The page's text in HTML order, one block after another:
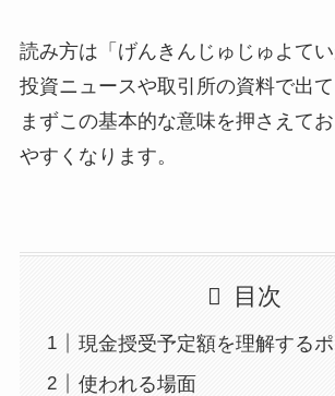
読み方は「げんきんじゅじゅよてい
投資ニュースや取引所の資料で出て
まずこの基本的な意味を押さえて
やすくなります。
目次
現金授受予定額を理解する
使われる場面